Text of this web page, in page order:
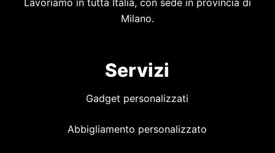
Lavoriamo in tutta Italia, con sede in provincia di
Milano.
Servizi
Gadget personalizzati
Abbigliamento personalizzato